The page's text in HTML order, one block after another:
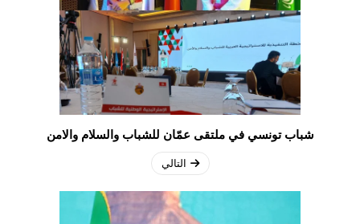
شباب تونسي في ملتقى عمّان للشباب والسلام والامن
التالي